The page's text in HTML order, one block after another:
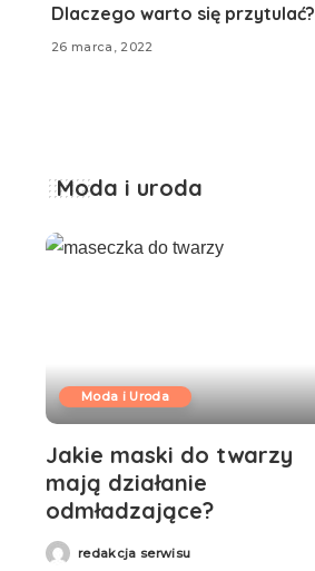
Dlaczego warto się przytulać?
26 marca, 2022
Moda i uroda
Moda i Uroda
Jakie maski do twarzy
mają działanie
odmładzające?
redakcja serwisu